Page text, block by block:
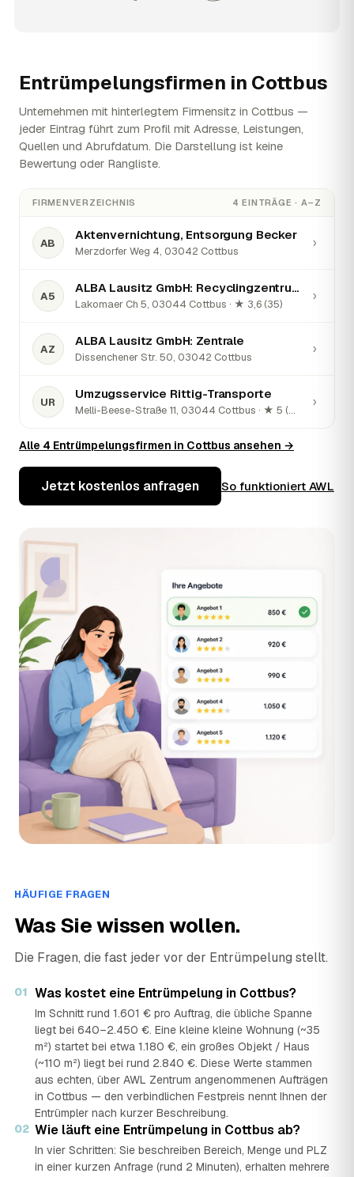
Entrümpelungsfirmen in Cottbus
Unternehmen mit hinterlegtem Firmensitz in Cottbus —
jeder Eintrag führt zum Profil mit Adresse, Leistungen,
Quellen und Abrufdatum. Die Darstellung ist keine
Bewertung oder Rangliste.
FIRMENVERZEICHNIS 4 EINTRÄGE · A–Z
AB
Aktenvernichtung, Entsorgung Becker
Merzdorfer Weg 4, 03042 Cottbus
›
A5
ALBA Lausitz GmbH: Recyclingzentrum Lakomaer Chaussee 5
Lakomaer Ch 5, 03044 Cottbus · ★ 3,6 (35)
›
AZ
ALBA Lausitz GmbH: Zentrale
Dissenchener Str. 50, 03042 Cottbus
›
UR
Umzugsservice Rittig-Transporte
Melli-Beese-Straße 11, 03044 Cottbus · ★ 5 (84)
›
Alle 4 Entrümpelungsfirmen in Cottbus ansehen →
Jetzt kostenlos anfragen So funktioniert AWL
HÄUFIGE FRAGEN
Was Sie wissen wollen.
Die Fragen, die fast jeder vor der Entrümpelung stellt.
01 Was kostet eine Entrümpelung in Cottbus?
Im Schnitt rund 1.601 € pro Auftrag, die übliche Spanne
liegt bei 640–2.450 €. Eine kleine kleine Wohnung (~35
m²) startet bei etwa 1.180 €, ein großes Objekt / Haus
(~110 m²) liegt bei rund 2.840 €. Diese Werte stammen
aus echten, über AWL Zentrum angenommenen Aufträgen
in Cottbus — den verbindlichen Festpreis nennt Ihnen der
Entrümpler nach kurzer Beschreibung.
02 Wie läuft eine Entrümpelung in Cottbus ab?
In vier Schritten: Sie beschreiben Bereich, Menge und PLZ
in einer kurzen Anfrage (rund 2 Minuten), erhalten mehrere